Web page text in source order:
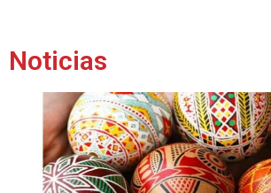
Noticias